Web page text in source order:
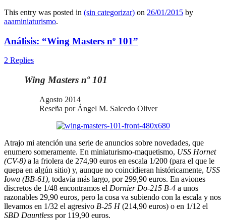
This entry was posted in (sin categorizar) on 26/01/2015 by
aaaminiaturismo.
Análisis: “Wing Masters nº 101”
2 Replies
Wing Masters nº 101
Agosto 2014
Reseña por Ángel M. Salcedo Oliver
Atrajo mi atención una serie de anuncios sobre novedades, que
enumero someramente. En miniaturismo-maquetismo, USS Hornet
(CV-8) a la friolera de 274,90 euros en escala 1/200 (para el que le
quepa en algún sitio) y, aunque no coincidieran históricamente, USS
Iowa (BB-61), todavía más largo, por 299,90 euros. En aviones
discretos de 1/48 encontramos el Dornier Do-215 B-4 a unos
razonables 29,90 euros, pero la cosa va subiendo con la escala y nos
llevamos en 1/32 el agresivo B-25 H(214,90 euros) o en 1/12 el
SBD Dauntless por 119,90 euros.